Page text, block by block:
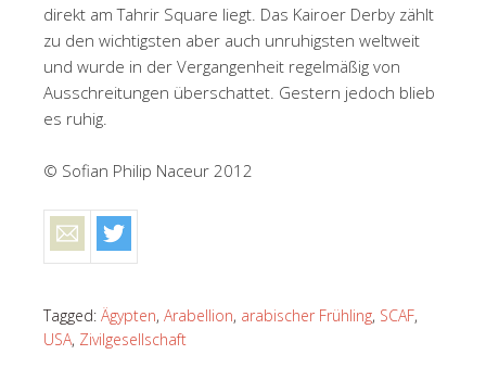
direkt am Tahrir Square liegt. Das Kairoer Derby zählt
zu den wichtigsten aber auch unruhigsten weltweit
und wurde in der Vergangenheit regelmäßig von
Ausschreitungen überschattet. Gestern jedoch blieb
es ruhig.
© Sofian Philip Naceur 2012
Tagged: Ägypten, Arabellion, arabischer Frühling, SCAF,
USA, Zivilgesellschaft